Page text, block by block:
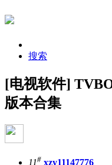
搜索
[电视软件]
版本合集
11# xzy11147776